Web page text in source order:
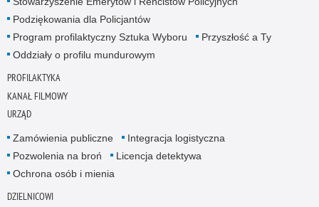
Podziękowania dla Policjantów
Program profilaktyczny Sztuka Wyboru
Przyszłość a Ty
Oddziały o profilu mundurowym
PROFILAKTYKA
KANAŁ FILMOWY
URZĄD
Zamówienia publiczne
Integracja logistyczna
Pozwolenia na broń
Licencja detektywa
Ochrona osób i mienia
DZIELNICOWI